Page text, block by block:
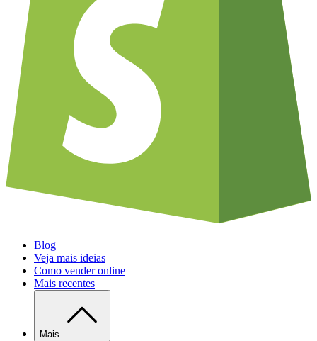
Blog
Veja mais ideias
Como vender online
Mais recentes
Mais